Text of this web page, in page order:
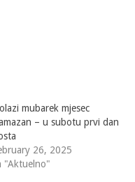
mubarek mjesec
– u subotu prvi dan
26, 2025
"Aktuelno"